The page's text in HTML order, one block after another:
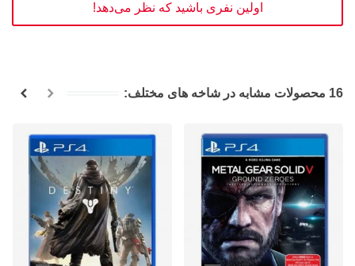
اولین نفری باشید که نظر می‌دهد!
16 محصولات مشابه در شاخه های مختلف: